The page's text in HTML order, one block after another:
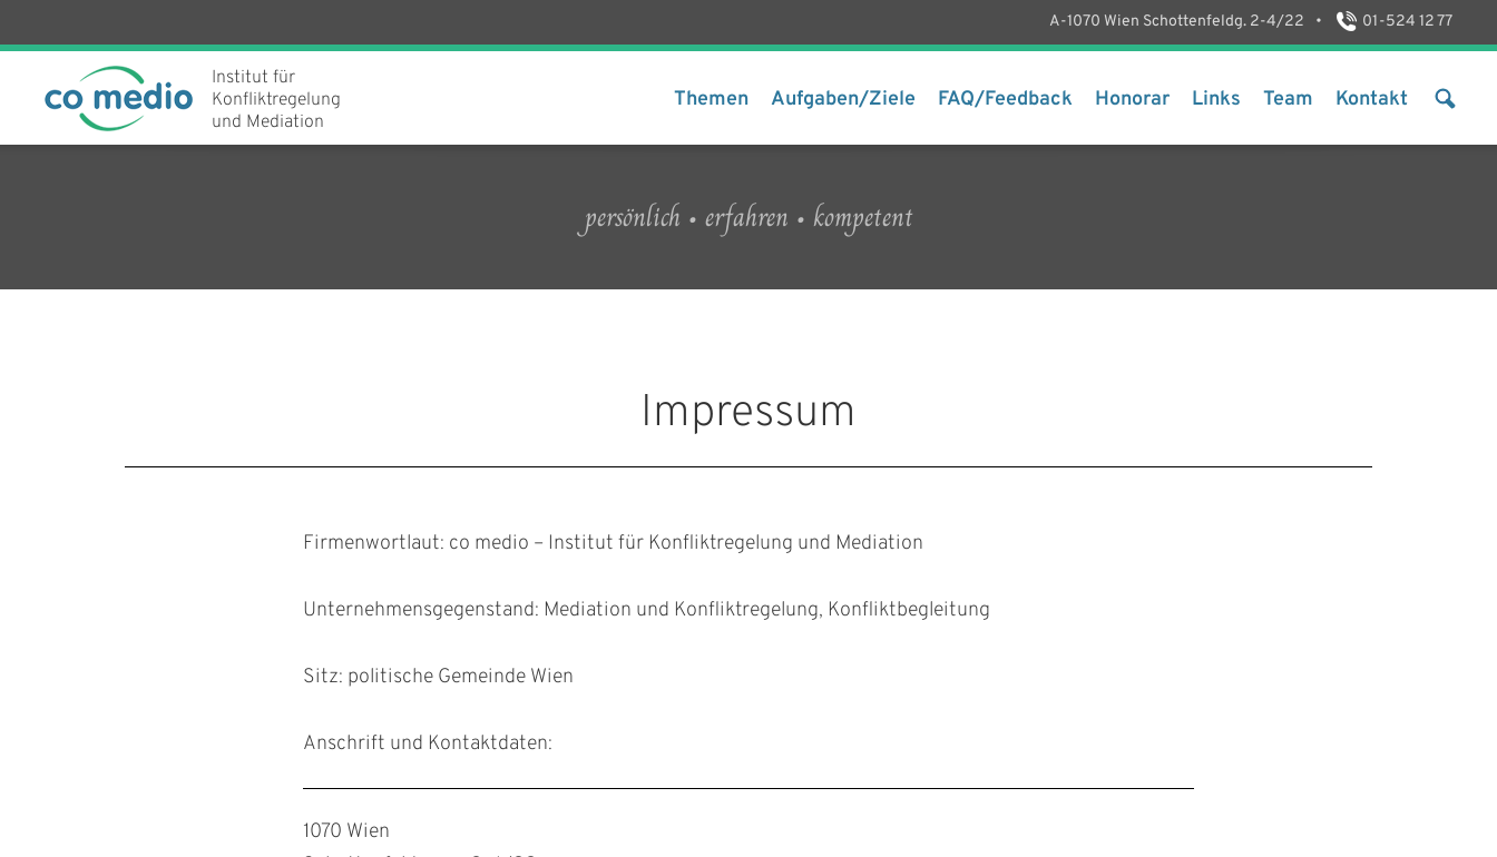
A-1070 Wien Schottenfeldg. 2-4/22 • 01-524 12 77
Institut für
Konfliktregelung
und Mediation
Themen Aufgaben/Ziele FAQ/Feedback Honorar Links Team Kontakt
persönlich • erfahren • kompetent
Impressum
Firmenwortlaut: co medio – Institut für Konfliktregelung und Mediation
Unternehmensgegenstand: Mediation und Konfliktregelung, Konfliktbegleitung
Sitz: politische Gemeinde Wien
Anschrift und Kontaktdaten:
1070 Wien